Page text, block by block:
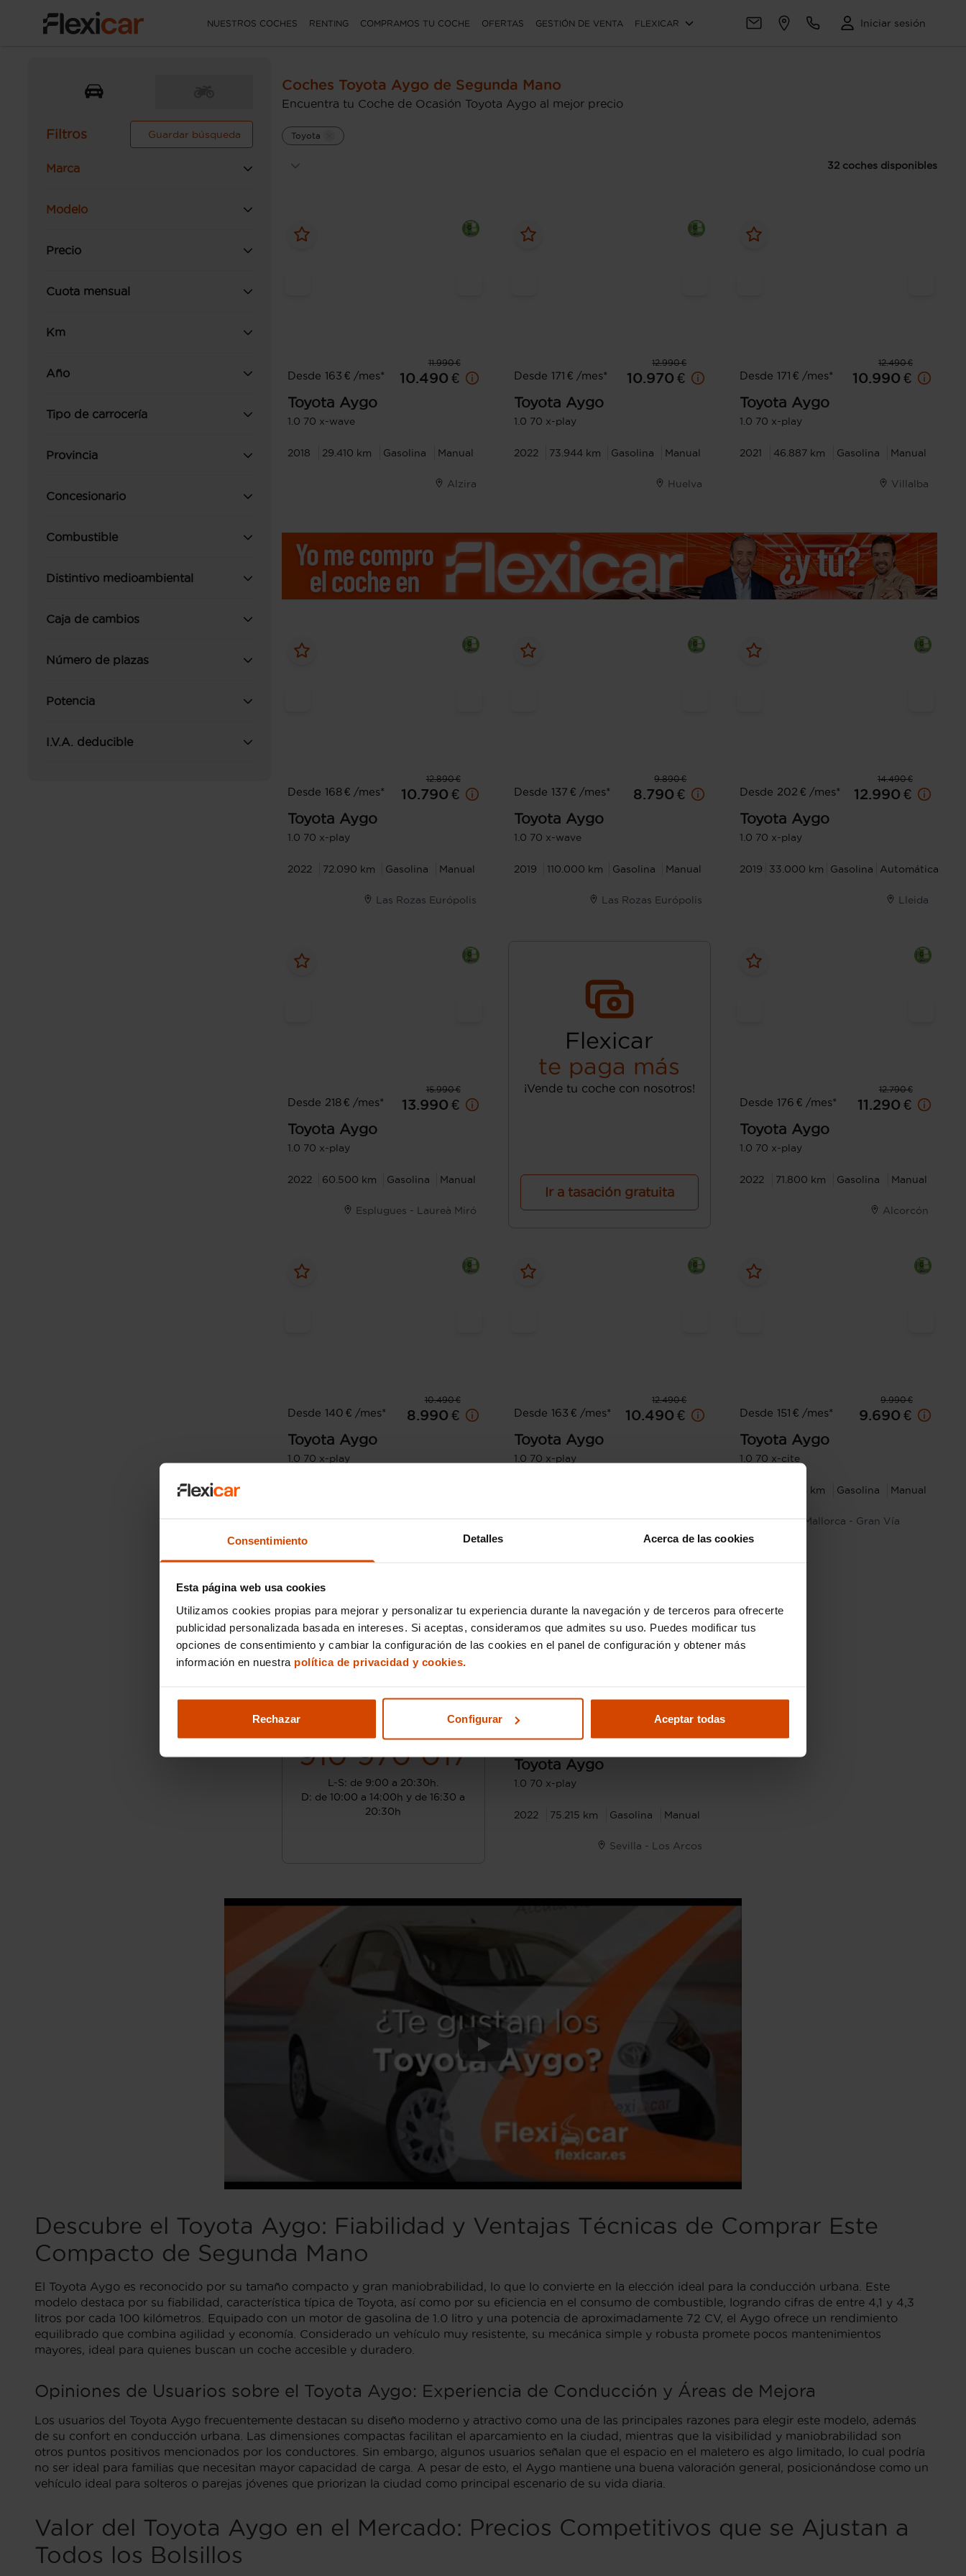
Consentimiento Detalles Acerca de las cookies
Esta página web usa cookies
Utilizamos cookies propias para mejorar y personalizar tu experiencia durante la navegación y de terceros para ofrecerte
publicidad personalizada basada en intereses. Si aceptas, consideramos que admites su uso. Puedes modificar tus
opciones de consentimiento y cambiar la configuración de las cookies en el panel de configuración y obtener más
información en nuestra política de privacidad y cookies.
Rechazar Configurar Aceptar todas
NUESTROS COCHES RENTING COMPRAMOS TU COCHE OFERTAS GESTIÓN DE VENTA FLEXICAR Iniciar sesión
Filtros Guardar búsqueda
Marca
Modelo
Precio
Cuota mensual
Km
Año
Tipo de carrocería
Provincia
Concesionario
Combustible
Distintivo medioambiental
Caja de cambios
Número de plazas
Potencia
I.V.A. deducible
Coches Toyota Aygo de Segunda Mano
Encuentra tu Coche de Ocasión Toyota Aygo al mejor precio
Toyota
32 coches disponibles
11.990 €
Desde 163 € /mes*
10.490 €
Toyota Aygo
1.0 70 x-wave
2018 29.410 km Gasolina Manual
Alzira
12.990 €
Desde 171 € /mes*
10.970 €
Toyota Aygo
1.0 70 x-play
2022 73.944 km Gasolina Manual
Huelva
12.490 €
Desde 171 € /mes*
10.990 €
Toyota Aygo
1.0 70 x-play
2021 46.887 km Gasolina Manual
Villalba
12.890 €
Desde 168 € /mes*
10.790 €
Toyota Aygo
1.0 70 x-play
2022 72.090 km Gasolina Manual
Las Rozas Európolis
9.890 €
Desde 137 € /mes*
8.790 €
Toyota Aygo
1.0 70 x-wave
2019 110.000 km Gasolina Manual
Las Rozas Európolis
14.490 €
Desde 202 € /mes*
12.990 €
Toyota Aygo
1.0 70 x-play
2019 33.000 km Gasolina Automática
Lleida
15.990 €
Desde 218 € /mes*
13.990 €
Toyota Aygo
1.0 70 x-play
2022 60.500 km Gasolina Manual
Esplugues - Laureà Miró
Flexicar
te paga más
¡Vende tu coche con nosotros!
Ir a tasación gratuita
12.790 €
Desde 176 € /mes*
11.290 €
Toyota Aygo
1.0 70 x-play
2022 71.800 km Gasolina Manual
Alcorcón
10.490 €
Desde 140 € /mes*
8.990 €
Toyota Aygo
1.0 70 x-play
Cartagena
12.490 €
Desde 163 € /mes*
10.490 €
Toyota Aygo
1.0 70 x-play
Cornellà
9.990 €
Desde 151 € /mes*
9.690 €
Toyota Aygo
1.0 70 x-cite
110.614 km Gasolina Manual
Palma de Mallorca - Gran Vía
¿Hablamos?
910 970 017
L-S: de 9:00 a 20:30h.
D: de 10:00 a 14:00h y de 16:30 a
20:30h
12.490 €
Desde 168 € /mes*
10.790 €
Toyota Aygo
1.0 70 x-play
2022 75.215 km Gasolina Manual
Sevilla - Los Arcos
Descubre el Toyota Aygo: Fiabilidad y Ventajas Técnicas de Comprar Este
Compacto de Segunda Mano
El Toyota Aygo es reconocido por su tamaño compacto y gran maniobrabilidad, lo que lo convierte en la elección ideal para la conducción urbana. Este
modelo destaca por su fiabilidad, característica típica de Toyota, así como por su eficiencia en el consumo de combustible, logrando cifras de entre 4,1 y 4,3
litros por cada 100 kilómetros. Equipado con un motor de gasolina de 1.0 litro y una potencia de aproximadamente 72 CV, el Aygo ofrece un rendimiento
equilibrado que combina agilidad y economía. Considerado un vehículo muy resistente, su mecánica simple y robusta promete pocos mantenimientos
mayores, ideal para quienes buscan un coche accesible y duradero.
Opiniones de Usuarios sobre el Toyota Aygo: Experiencia de Conducción y Áreas de Mejora
Los usuarios del Toyota Aygo frecuentemente destacan su diseño moderno y atractivo como una de las principales razones para elegir este modelo, además
de su confort en conducción urbana. Las dimensiones compactas facilitan el aparcamiento en la ciudad, mientras que la visibilidad y maniobrabilidad son
otros puntos positivos mencionados por los conductores. Sin embargo, algunos usuarios señalan que el espacio en el maletero es algo limitado, lo cual podría
no ser ideal para familias que necesitan mayor capacidad de carga. A pesar de esto, el Aygo mantiene una buena valoración general, posicionándose como un
vehículo ideal para solteros o parejas jóvenes que priorizan la ciudad como principal escenario de su vida diaria.
Valor del Toyota Aygo en el Mercado: Precios Competitivos que se Ajustan a
Todos los Bolsillos